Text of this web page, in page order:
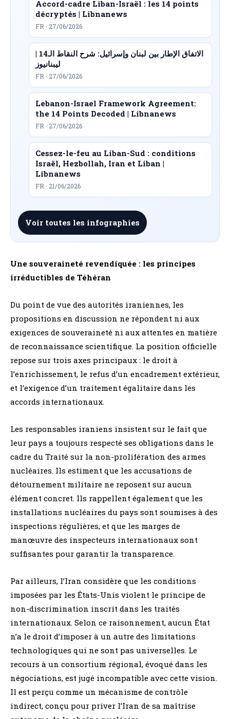
Accord-cadre Liban-Israël : les 14 points
décryptés | Libnanews
FR · 27/06/2026
الاتفاق الإطار بين لبنان وإسرائيل: شرح النقاط الـ14 |
ليبنانيوز
FR · 27/06/2026
Lebanon-Israel Framework Agreement:
the 14 Points Decoded | Libnanews
FR · 27/06/2026
Cessez-le-feu au Liban-Sud : conditions
Israël, Hezbollah, Iran et Liban |
Libnanews
FR · 21/06/2026
Voir toutes les infographies
Une souveraineté revendiquée : les principes
irréductibles de Téhéran
Du point de vue des autorités iraniennes, les
propositions en discussion ne répondent ni aux
exigences de souveraineté ni aux attentes en matière
de reconnaissance scientifique. La position officielle
repose sur trois axes principaux : le droit à
l’enrichissement, le refus d’un encadrement extérieur,
et l’exigence d’un traitement égalitaire dans les
accords internationaux.
Les responsables iraniens insistent sur le fait que
leur pays a toujours respecté ses obligations dans le
cadre du Traité sur la non-prolifération des armes
nucléaires. Ils estiment que les accusations de
détournement militaire ne reposent sur aucun
élément concret. Ils rappellent également que les
installations nucléaires du pays sont soumises à des
inspections régulières, et que les marges de
manœuvre des inspecteurs internationaux sont
suffisantes pour garantir la transparence.
Par ailleurs, l’Iran considère que les conditions
imposées par les États-Unis violent le principe de
non-discrimination inscrit dans les traités
internationaux. Selon ce raisonnement, aucun État
n’a le droit d’imposer à un autre des limitations
technologiques qui ne sont pas universelles. Le
recours à un consortium régional, évoqué dans les
négociations, est jugé incompatible avec cette vision.
Il est perçu comme un mécanisme de contrôle
indirect, conçu pour priver l’Iran de sa maîtrise